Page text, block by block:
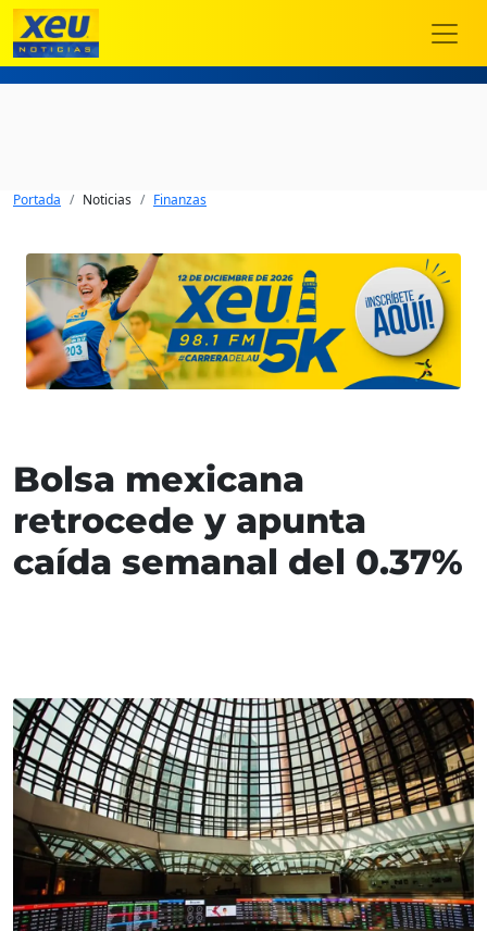
Portada Noticias Finanzas
Bolsa mexicana
retrocede y apunta
caída semanal del 0.37%